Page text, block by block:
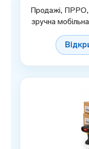
Продажі, ПРРО,
зручна